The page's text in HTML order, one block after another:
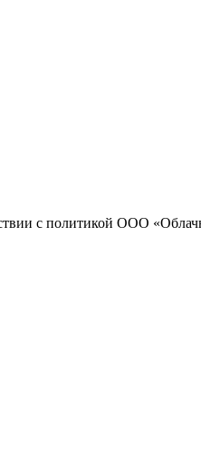
с политикой ООО